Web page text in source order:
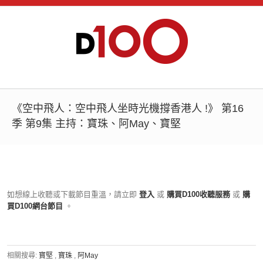
《空中飛人：空中飛人坐時光機撐香港人 !》 第16
季 第9集 主持：寶珠、阿May、寶堅
如想線上收聽或下載節目重溫，請立即 登入 或 購買D100收聽服務 或 購
買D100網台節目
。
相關搜尋: 寶堅 , 寶珠 , 阿May